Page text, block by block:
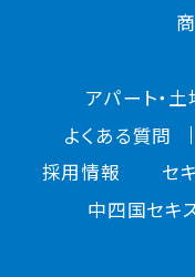
アパート・
よくある質問
採用情報
セ
中四国セキ